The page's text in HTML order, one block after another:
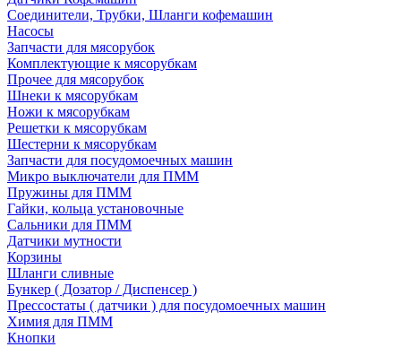
Соединители, Трубки, Шланги кофемашин
Насосы
Запчасти для мясорубок
Комплектующие к мясорубкам
Прочее для мясорубок
Шнеки к мясорубкам
Ножи к мясорубкам
Решетки к мясорубкам
Шестерни к мясорубкам
Запчасти для посудомоечных машин
Микро выключатели для ПММ
Пружины для ПММ
Гайки, кольца установочные
Сальники для ПММ
Датчики мутности
Корзины
Шланги сливные
Бункер ( Дозатор / Диспенсер )
Прессостаты ( датчики ) для посудомоечных машин
Химия для ПММ
Кнопки